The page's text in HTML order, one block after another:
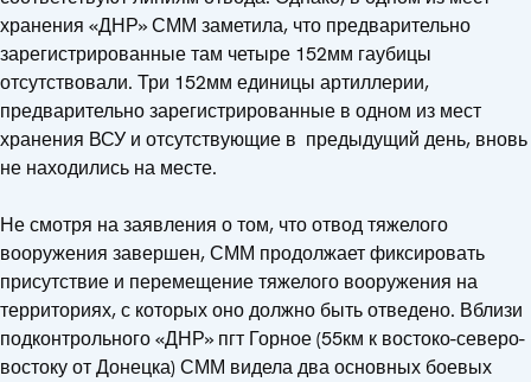
хранения «ДНР» СММ заметила, что предварительно
зарегистрированные там четыре 152мм гаубицы
отсутствовали. Три 152мм единицы артиллерии,
предварительно зарегистрированные в одном из мест
хранения ВСУ и отсутствующие в предыдущий день, вновь
не находились на месте.
Не смотря на заявления о том, что отвод тяжелого
вооружения завершен, СММ продолжает фиксировать
присутствие и перемещение тяжелого вооружения на
территориях, с которых оно должно быть отведено. Вблизи
подконтрольного «ДНР» пгт Горное (55км к востоко-северо-
востоку от Донецка) СММ видела два основных боевых